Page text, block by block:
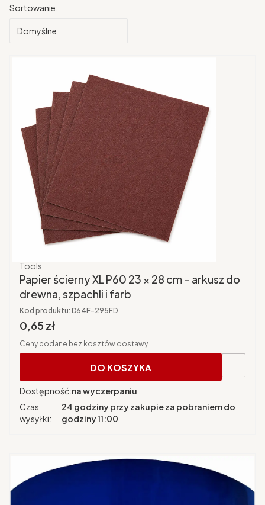
Lista produktów
Sortowanie:
Domyślne
Producent
Tools
Papier ścierny XL P60 23 × 28 cm – arkusz do
drewna, szpachli i farb
Kod produktu: D64F-295FD
Cena brutto
0,65 zł
Ceny podane bez kosztów dostawy.
DO KOSZYKA
Dostępność:na wyczerpaniu
Czas
wysyłki:
24 godziny przy zakupie za pobraniem do
godziny 11:00